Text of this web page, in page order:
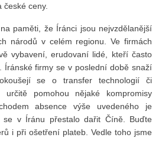
české ceny.
paměti, že Íránci jsou nejvzdělanější
národů v celém regionu. Ve firmách
vybavení, erudovaní lidé, kteří často
Íránské firmy se v poslední době snaží
se o transfer technologií či
určitě pomohou nějaké kompromisy
absence výše uvedeného je
se v Íránu přestalo dařit Číně. Buďte
i při ošetření plateb. Vedle toho jsme